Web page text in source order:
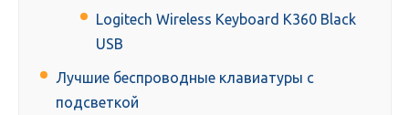
Logitech Wireless Keyboard K360 Black
USB
Лучшие беспроводные клавиатуры с
подсветкой